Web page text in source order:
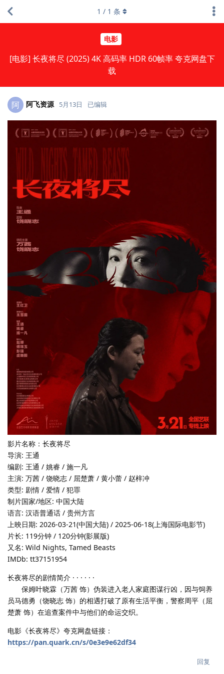
电影
[电影] 长夜将尽 (2025) 4K 高码率 HDR 60帧率 夸克网盘下
载
1 / 1 条
阿 阿飞资源 5月13日 已编辑
影片名称：长夜将尽
导演: 王通
编剧: 王通 / 姚睿 / 施一凡
主演: 万茜 / 饶晓志 / 屈楚萧 / 黄小蕾 / 赵梓冲
类型: 剧情 / 爱情 / 犯罪
制片国家/地区: 中国大陆
语言: 汉语普通话 / 贵州方言
上映日期: 2026-03-21(中国大陆) / 2025-06-18(上海国际电影节)
片长: 119分钟 / 120分钟(影展版)
又名: Wild Nights, Tamed Beasts
IMDb: tt37151954
长夜将尽的剧情简介 · · · · · ·
保姆叶晓霖（万茜 饰）伪装进入老人家庭图谋行凶，因与饲养
员马德勇（饶晓志 饰）的相遇打破了原有生活平衡，警察周平（屈
楚萧 饰）在追查案件中与他们的命运交织。
电影《长夜将尽》夸克网盘链接：
https://pan.quark.cn/s/0e3e9e62df34
回复